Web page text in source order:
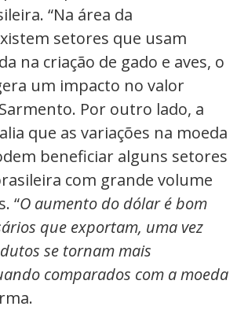
“Na área da
setores que usam
na criação de gado e aves, o
um impacto no valor
Por outro lado, a
que as variações na moeda
beneficiar alguns setores
com grande volume
“O aumento do dólar é bom
que exportam, uma vez
se tornam mais
comparados com a moeda